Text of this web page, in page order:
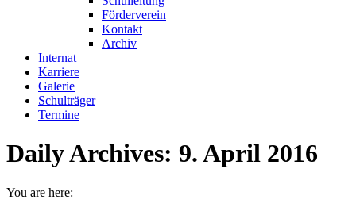
Förderverein
Kontakt
Archiv
Internat
Karriere
Galerie
Schulträger
Termine
Daily Archives: 9. April 2016
You are here: